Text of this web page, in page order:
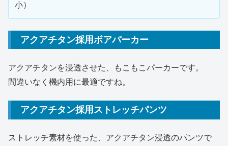
小）
アクアチタン採用ボアパーカー
アクアチタンを浸透させた、もこもこパーカーです。
間違いなく機内用に最適ですね。
アクアチタン採用ストレッチパンツ
ストレッチ素材を使った、アクアチタン浸透のパンツで